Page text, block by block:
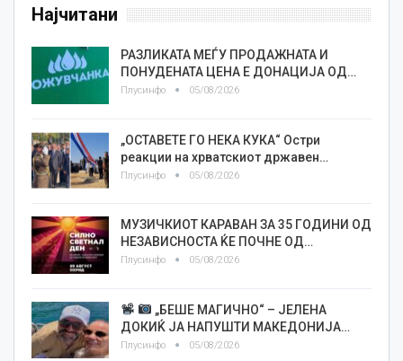
Најчитани
РАЗЛИКАТА МЕЃУ ПРОДАЖНАТА И
ПОНУДЕНАТА ЦЕНА Е ДОНАЦИЈА ОД…
Плусинфо 05/08/2026
„ОСТАВЕТЕ ГО НЕКА КУКА“ Остри
реакции на хрватскиот државен…
Плусинфо 05/08/2026
МУЗИЧКИОТ КАРАВАН ЗА 35 ГОДИНИ ОД
НЕЗАВИСНОСТА ЌЕ ПОЧНЕ ОД…
Плусинфо 05/08/2026
„БЕШЕ МАГИЧНО“ – ЈЕЛЕНА
ДОКИЌ ЈА НАПУШТИ МАКЕДОНИЈА…
Плусинфо 05/08/2026